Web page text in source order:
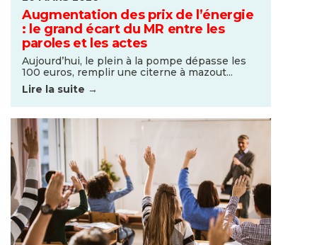
Augmentation des prix de l’énergie
: le grand écart du MR entre les
paroles et les actes
Aujourd’hui, le plein à la pompe dépasse les
100 euros, remplir une citerne à mazout...
Lire la suite →